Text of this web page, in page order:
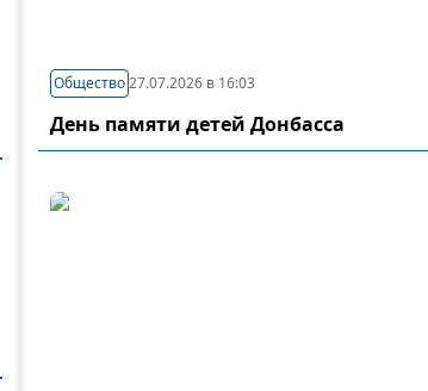
Общество27.07.2026 в 16:03
День памяти детей Донбасса